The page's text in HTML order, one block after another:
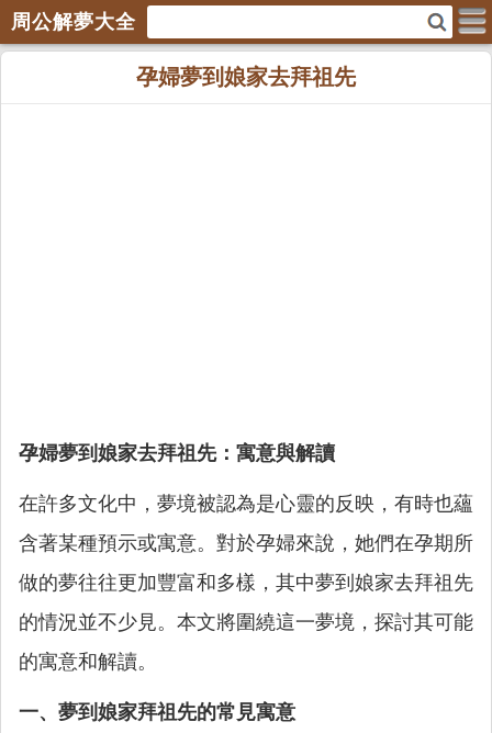
周公解夢大全
孕婦夢到娘家去拜祖先
孕婦夢到娘家去拜祖先：寓意與解讀
在許多文化中，夢境被認為是心靈的反映，有時也蘊
含著某種預示或寓意。對於孕婦來說，她們在孕期所
做的夢往往更加豐富和多樣，其中夢到娘家去拜祖先
的情況並不少見。本文將圍繞這一夢境，探討其可能
的寓意和解讀。
一、夢到娘家拜祖先的常見寓意